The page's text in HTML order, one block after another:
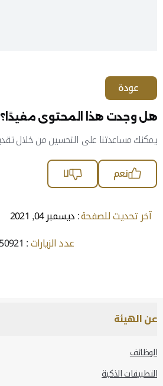
عودة
هل وجدت هذا المحتوى مفيدًا؟
يمكنك مساعدتنا على التحسين من خلال
نعم
لا
آخر تحديث للصفحة: ديسمبر 04, 2021
عدد الزيارات: 50921 زيارة
عن الهيئة
الوظائف
التطبيقات الذكية